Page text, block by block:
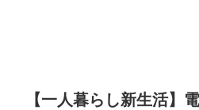
【一人暮らし新生活】